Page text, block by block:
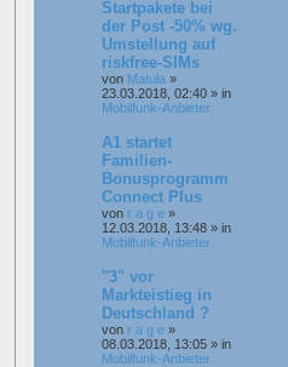
Startpakete bei
der Post -50% wg.
Umstellung auf
riskfree-SIMs
von Matula »
23.03.2018, 02:40 » in
Mobilfunk-Anbieter
A1 startet
Familien-
Bonusprogramm
Connect Plus
von r a g e »
12.03.2018, 13:48 » in
Mobilfunk-Anbieter
"3" vor
Markteistieg in
Deutschland ?
von r a g e »
08.03.2018, 13:05 » in
Mobilfunk-Anbieter